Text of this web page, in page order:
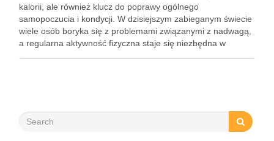
kalorii, ale również klucz do poprawy ogólnego
samopoczucia i kondycji. W dzisiejszym zabieganym świecie
wiele osób boryka się z problemami związanymi z nadwagą,
a regularna aktywność fizyczna staje się niezbędna w